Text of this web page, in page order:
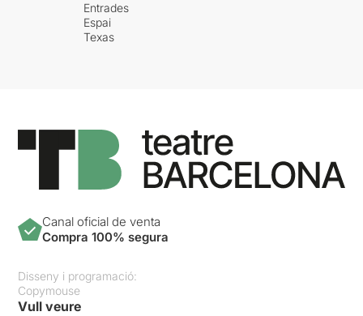
Entrades
Espai
Texas
Canal oficial de venta
Compra 100% segura
Disseny i programació:
Copymouse
Vull veure